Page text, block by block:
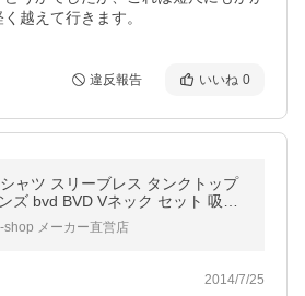
越えて行きます。
違反報告 いいね 0
ャツ スリーブレス タンクトップ
ズ bvd BVD Vネック セット 吸水
STYLE V首 袖なし 綿 肌着 下着
ェア 汗
shop メーカー直営店
2014/7/25